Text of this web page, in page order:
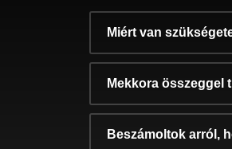
Miért van
Mekkora összeggel
Beszámoltok arról,